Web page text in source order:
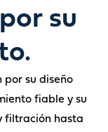
su
por su diseño
fiable y su
filtración hasta